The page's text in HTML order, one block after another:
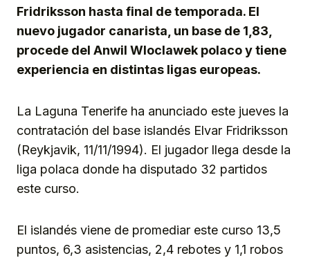
Fridriksson hasta final de temporada. El
nuevo jugador canarista, un base de 1,83,
procede del Anwil Wloclawek polaco y tiene
experiencia en distintas ligas europeas.
La Laguna Tenerife ha anunciado este jueves la
contratación del base islandés Elvar Fridriksson
(Reykjavik, 11/11/1994). El jugador llega desde la
liga polaca donde ha disputado 32 partidos
este curso.
El islandés viene de promediar este curso 13,5
puntos, 6,3 asistencias, 2,4 rebotes y 1,1 robos